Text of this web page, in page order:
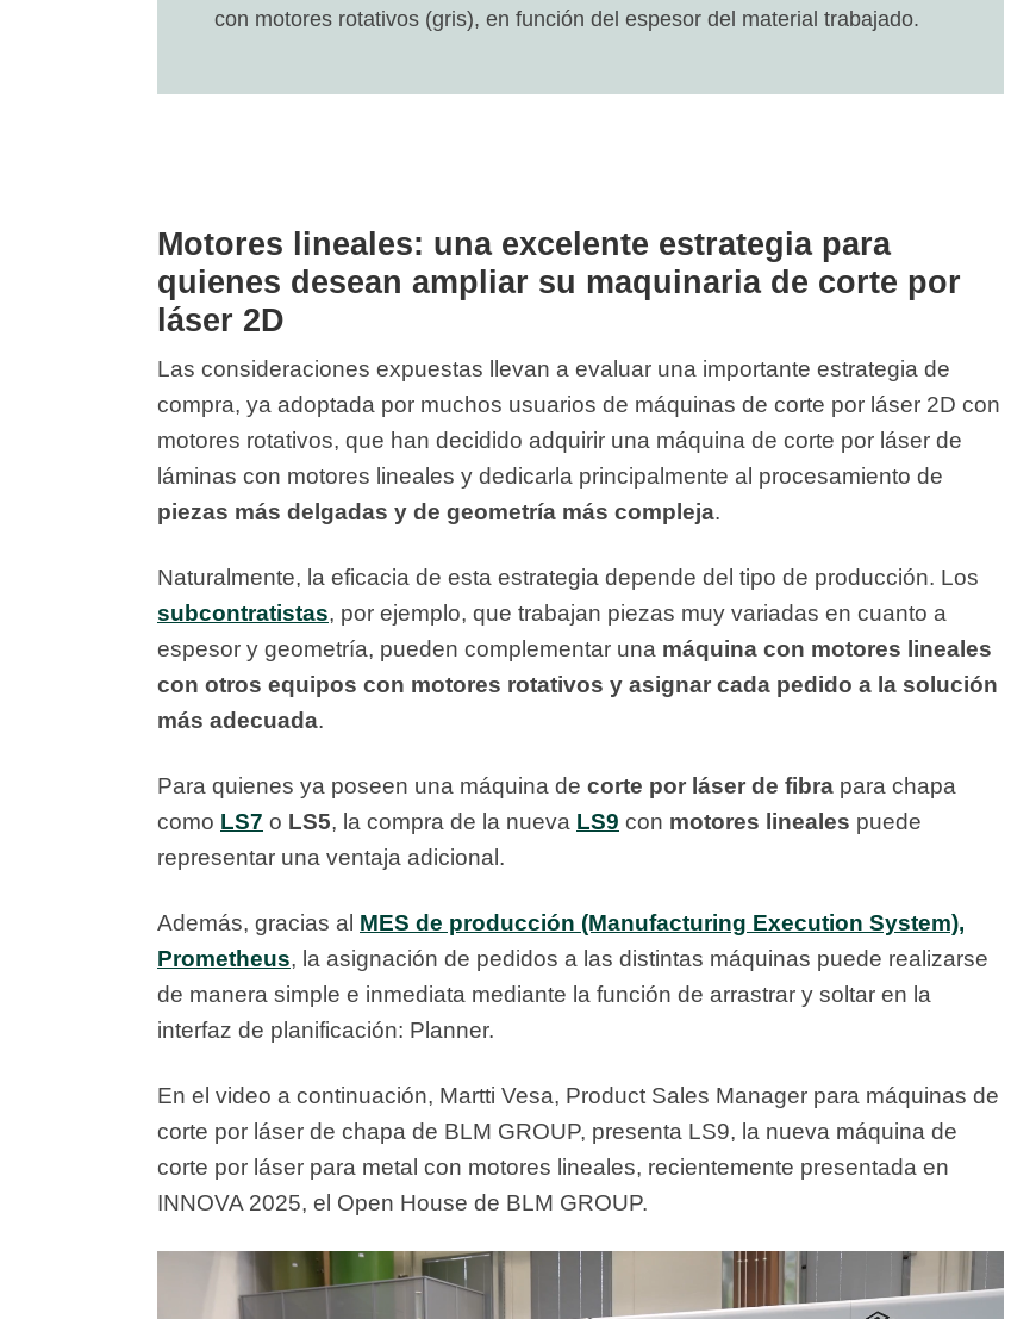
con motores rotativos (gris), en función del espesor del material trabajado.
Motores lineales: una excelente estrategia para
quienes desean ampliar su maquinaria de corte por
láser 2D
Las consideraciones expuestas llevan a evaluar una importante estrategia de
compra, ya adoptada por muchos usuarios de máquinas de corte por láser 2D con
motores rotativos, que han decidido adquirir una máquina de corte por láser de
láminas con motores lineales y dedicarla principalmente al procesamiento de
piezas más delgadas y de geometría más compleja.
Naturalmente, la eficacia de esta estrategia depende del tipo de producción. Los
subcontratistas, por ejemplo, que trabajan piezas muy variadas en cuanto a
espesor y geometría, pueden complementar una máquina con motores lineales
con otros equipos con motores rotativos y asignar cada pedido a la solución
más adecuada.
Para quienes ya poseen una máquina de corte por láser de fibra para chapa
como LS7 o LS5, la compra de la nueva LS9 con motores lineales puede
representar una ventaja adicional.
Además, gracias al MES de producción (Manufacturing Execution System),
Prometheus, la asignación de pedidos a las distintas máquinas puede realizarse
de manera simple e inmediata mediante la función de arrastrar y soltar en la
interfaz de planificación: Planner.
En el video a continuación, Martti Vesa, Product Sales Manager para máquinas de
corte por láser de chapa de BLM GROUP, presenta LS9, la nueva máquina de
corte por láser para metal con motores lineales, recientemente presentada en
INNOVA 2025, el Open House de BLM GROUP.